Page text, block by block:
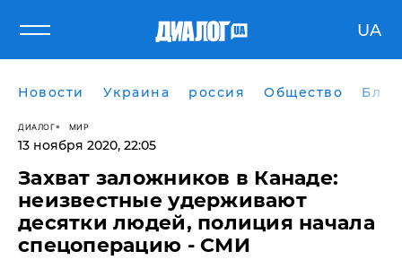
UA
Новости Украина россия Общество
ДИАЛОГ МИР
13 ноября 2020, 22:05
Захват заложников в Канаде:
неизвестные удерживают
десятки людей, полиция начала
спецоперацию - СМИ